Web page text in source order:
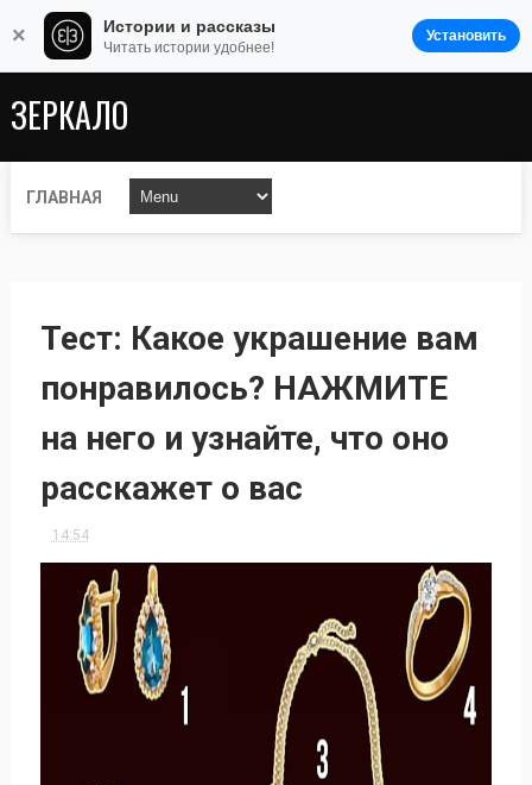
ЗЕРКАЛО
ГЛАВНАЯ
Тест: Какое украшение вам
понравилось? НАЖМИТЕ
на него и узнайте, что оно
расскажет о вас
14:54
× Истории и рассказы
Читать истории удобнее!
Установить